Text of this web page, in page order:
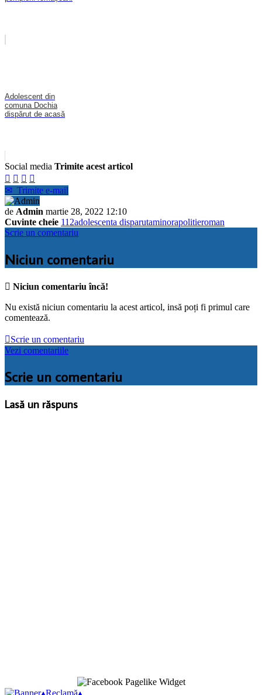
Adolescent din
comuna Dochia
dispărut de acasă
Social media Trimite acest articol
   
✉ Trimite e-mail
de Admin martie 28, 2022 12:10
Cuvinte cheie 112adolescenta disparutaminorapolitieroman
Scrie un comentariu
Niciun comentariu
 Niciun comentariu încă!
Nu există niciun comentariu la acest articol, insă poți fi primul care
comentează.
Scrie un comentariu
Vezi comentariile
Scrie un comentariu
Lasă un răspuns
▴Reclamă▴